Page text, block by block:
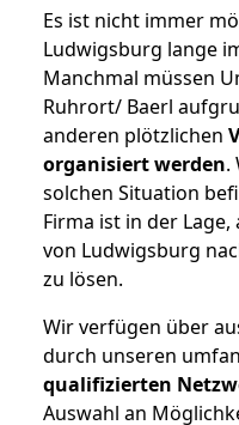
Es ist nicht immer
Ludwigsburg lange
Manchmal müssen
Ruhrort/ Baerl
anderen plötzlichen
organisiert werden.
solchen Situation
Firma ist in der
von Ludwigsburg
zu lösen.
Wir verfügen über
durch unseren
qualifizierten
Auswahl an